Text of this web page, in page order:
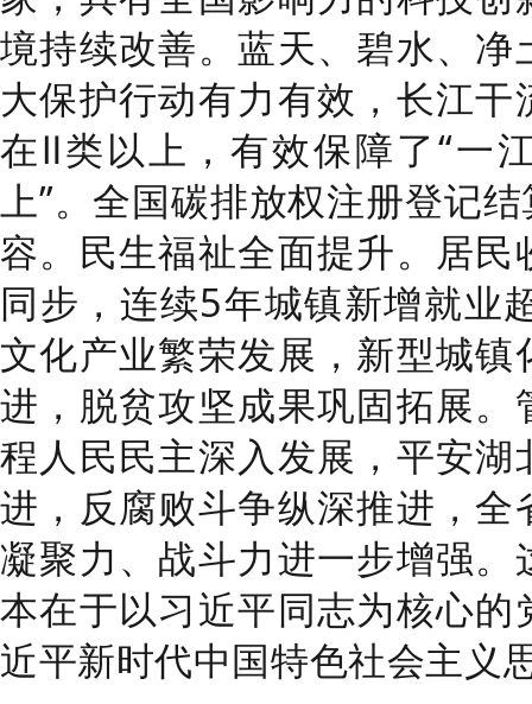
境持续改善。蓝天、碧水、净
大保护行动有力有效，长江
在Ⅱ类以上，有效保障了“一
上”。全国碳排放权注册登记
容。 民生福祉全面提升。 居民
同步，连续5年城镇新增就业
文化产业繁荣发展，新型城
进，脱贫攻坚成果巩固拓展。
程人民民主深入发展，平安
进，反腐败斗争纵深推进，
凝聚力、战斗力进一步增强
本在于以习近平同志为核心
近平新时代中国特色社会主义